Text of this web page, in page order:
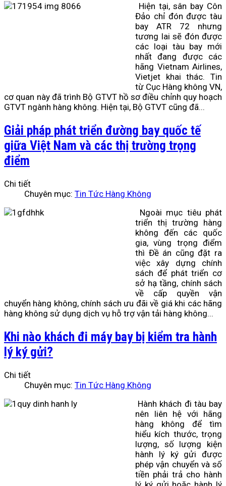
Hiện tại, sân bay Côn
Đảo chỉ đón được tàu
bay ATR 72 nhưng
tương lai sẽ đón được
các loại tàu bay mới
nhất đang được các
hãng Vietnam Airlines,
Vietjet khai thác. Tin
từ Cục Hàng không VN,
cơ quan này đã trình Bộ GTVT hồ sơ điều chỉnh quy hoạch
GTVT ngành hàng không. Hiện tại, Bộ GTVT cũng đã...
Giải pháp phát triển đường bay quốc tế
giữa Việt Nam và các thị trường trọng
điểm
Chi tiết
Chuyên mục: Tin Tức Hàng Không
Ngoài mục tiêu phát
triển thị trường hàng
không đến các quốc
gia, vùng trọng điểm
thì Đề án cũng đặt ra
việc xây dựng chính
sách để phát triển cơ
sở hạ tầng, chính sách
về cấp quyền vận
chuyển hàng không, chính sách ưu đãi về giá khi các hãng
hàng không sử dụng dịch vụ hỗ trợ vận tải hàng không...
Khi nào khách đi máy bay bị kiểm tra hành
lý ký gửi?
Chi tiết
Chuyên mục: Tin Tức Hàng Không
Hành khách đi tàu bay
nên liên hệ với hãng
hàng không để tìm
hiểu kích thước, trọng
lượng, số lượng kiện
hành lý ký gửi được
phép vận chuyển và số
tiền phải trả cho hành